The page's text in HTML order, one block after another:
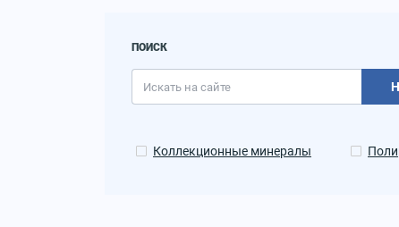
ПОИСК
Коллекционные минералы